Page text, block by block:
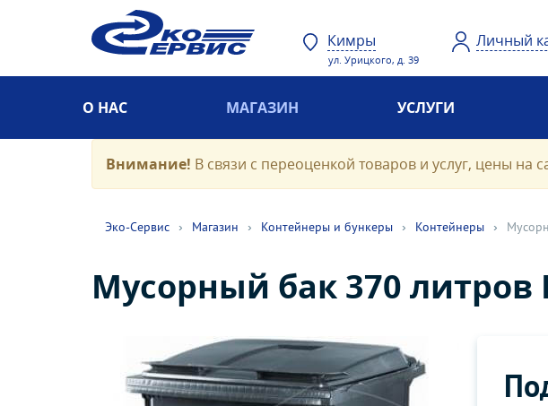
Кимры
ул. Урицкого, д. 39
Личный
О НАС МАГАЗИН УСЛУГИ
Внимание! В связи с переоценкой товаров и услуг, цены на
Эко-Cервис › Магазин › Контейнеры и бункеры › Контейнеры ›
Мусорный бак 370 литров